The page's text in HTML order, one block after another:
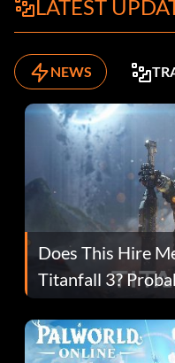
LATEST
NEWS
Does This Hire
Titanfall 3?
Fans Are Hopeful